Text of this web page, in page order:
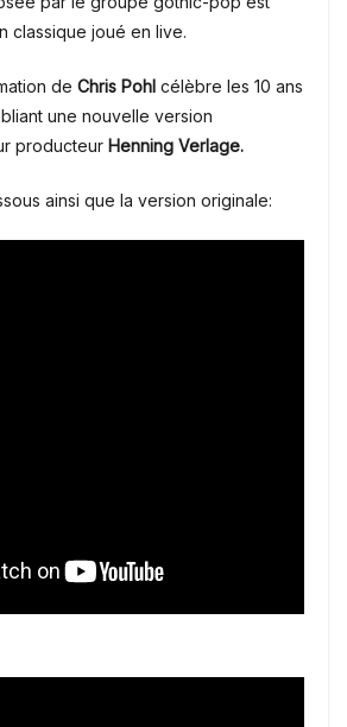
classique joué en live.
de Chris Pohl célèbre les 10 ans
une nouvelle version
producteur Henning Verlage.
ainsi que la version originale: